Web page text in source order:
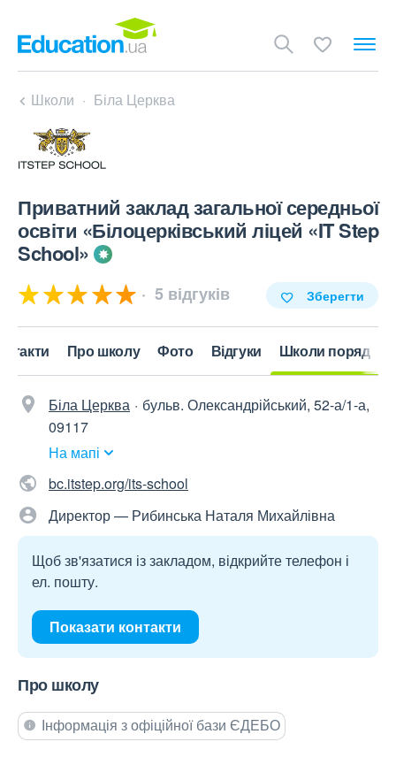
Школи Біла Церква
Приватний заклад загальної середньої
освіти «Білоцерківський ліцей «IT Step
School»
5 відгуків Зберегти
Про школу Фото Відгуки Школи поряд
Біла Церква
бульв. Олександрійський, 52-а/1-а,
09117
На мапі
bc.itstep.org/its-school
Директор — Рибинська Наталя Михайлівна
Щоб зв'язатися із закладом, відкрийте телефон і
ел. пошту.
Показати контакти
Про школу
Інформація з офіційної бази ЄДЕБО